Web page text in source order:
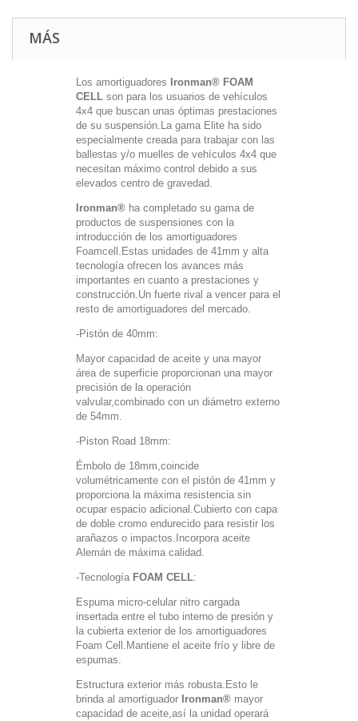
MÁS
Los amortiguadores
Ironman® FOAM
CELL son para los usuarios de vehículos
4x4 que buscan unas óptimas prestaciones
de su suspensión.La gama Elite ha sido
especialmente creada para trabajar con las
ballestas y/o muelles de vehículos 4x4 que
necesitan máximo control debido a sus
elevados centro de gravedad.
Ironman® ha completado su gama de
productos de suspensiones con la
introducción de los amortiguadores
Foamcell.Estas unidades de 41mm y alta
tecnología ofrecen los avances más
importantes en cuanto a prestaciones y
construcción.Un fuerte rival a vencer para el
resto de amortiguadores del mercado.
-Pistón de 40mm:
Mayor capacidad de aceite y una mayor
área de superficie proporcionan una mayor
precisión de la operación
valvular,combinado con un diámetro externo
de 54mm.
-Piston Road 18mm:
Émbolo de 18mm,coincide
volumétricamente con el pistón de 41mm y
proporciona la máxima resistencia sin
ocupar espacio adicional.Cubierto con capa
de doble cromo endurecido para resistir los
arañazos o impactos.Incorpora aceite
Alemán de máxima calidad.
-Tecnología FOAM CELL:
Espuma micro-celular nitro cargada
insertada entre el tubo interno de presión y
la cubierta exterior de los amortiguadores
Foam Cell.Mantiene el aceite frío y libre de
espumas.
Estructura exterior más robusta.Esto le
brinda al amortiguador Ironman® mayor
capacidad de aceite,así la unidad operará